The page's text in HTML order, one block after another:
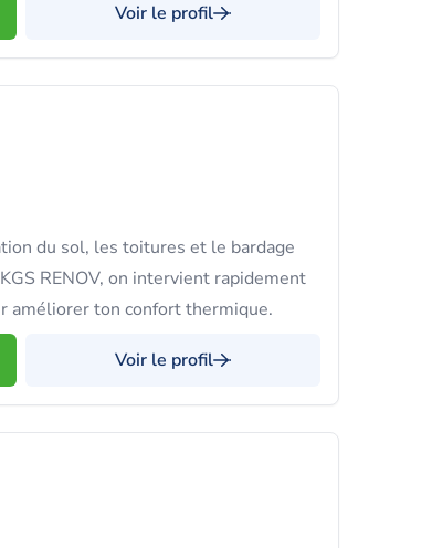
Voir le profil
du sol, les toitures et le bardage
RENOV, on intervient rapidement
améliorer ton confort thermique.
Voir le profil